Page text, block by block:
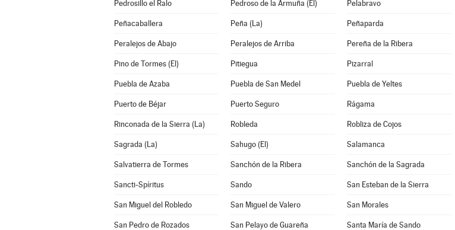
Pedrosillo el Ralo Pedroso de la Armuña (El) Pelabravo
Peñacaballera Peña (La) Peñaparda
Peralejos de Abajo Peralejos de Arriba Pereña de la Ribera
Pino de Tormes (El) Pitiegua Pizarral
Puebla de Azaba Puebla de San Medel Puebla de Yeltes
Puerto de Béjar Puerto Seguro Rágama
Rinconada de la Sierra (La) Robleda Robliza de Cojos
Sagrada (La) Sahugo (El) Salamanca
Salvatierra de Tormes Sanchón de la Ribera Sanchón de la Sagrada
Sancti-Spíritus Sando San Esteban de la Sierra
San Miguel del Robledo San Miguel de Valero San Morales
San Pedro de Rozados San Pelayo de Guareña Santa María de Sando